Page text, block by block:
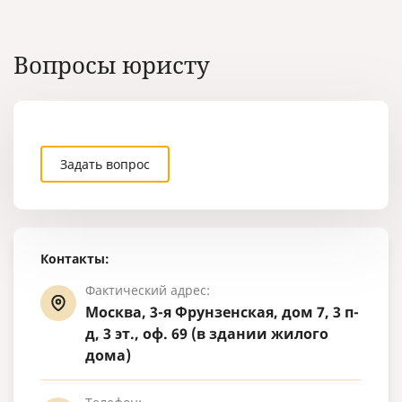
Контакты:
Фактический адрес:
Москва, 3-я Фрунзенская, дом 7, 3 п-
д, 3 эт., оф. 69 (в здании жилого
дома)
Вопросы юристу
Задать вопрос